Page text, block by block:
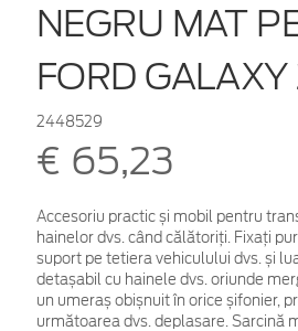
NEGRU MAT
FORD
2448529
€ 65,23
Accesoriu practic și mobil pentru
hainelor dvs. când călătoriți. Fixați
suport pe tetiera vehiculului dvs. și
detașabil cu hainele dvs. oriunde
un umeraș obișnuit în orice șifonier,
următoarea dvs. deplasare. Sarcină